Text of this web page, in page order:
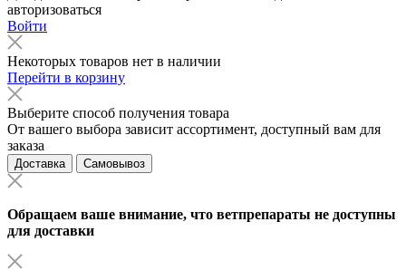
авторизоваться
Войти
Некоторых товаров нет в наличии
Перейти в корзину
Выберите способ получения товара
От вашего выбора зависит ассортимент, доступный вам для
заказа
Доставка Самовывоз
Обращаем ваше внимание, что ветпрепараты не доступны
для доставки